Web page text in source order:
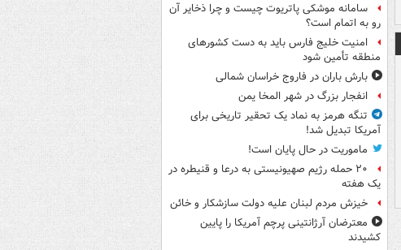
سامانه موشکی پاتریوت چیست و چرا ذخایر آن
رو به اتمام است؟
امنیت خلیج فارس باید به دست کشورهای
منطقه تأمین شود
بارش باران در فاروج خراسان شمالی
انفجار بزرگ در شهر المخا یمن
تنگه هرمز به نماد یک تحقیر تاریخی برای
آمریکا تبدیل شد!
ماموریت در حال پایان است!
۲۰ حمله رژیم صهیونیستی به درعا و قنیطره در
یک هفته
خیزش مردم لبنان علیه دولت سازشکار و خائن
معترضان آرژانتینی پرچم آمریکا را پایین
کشیدند